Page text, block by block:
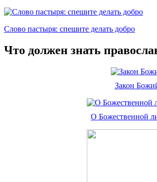
Слово пастыря: спешите делать добро
Что должен знать
Закон
О Божественной